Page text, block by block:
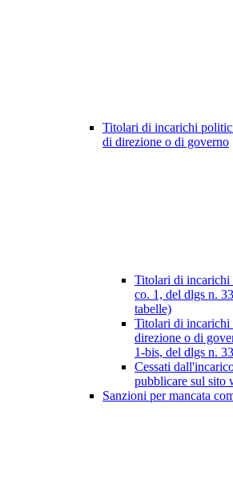
Titolari di incarichi
di direzione o di governo
Titolari di
co. 1, del dlgs n.
tabelle)
Titolari di incarichi
direzione o di
1-bis, del dlgs n.
Cessati
pubblicare sul sito
Sanzioni per mancata